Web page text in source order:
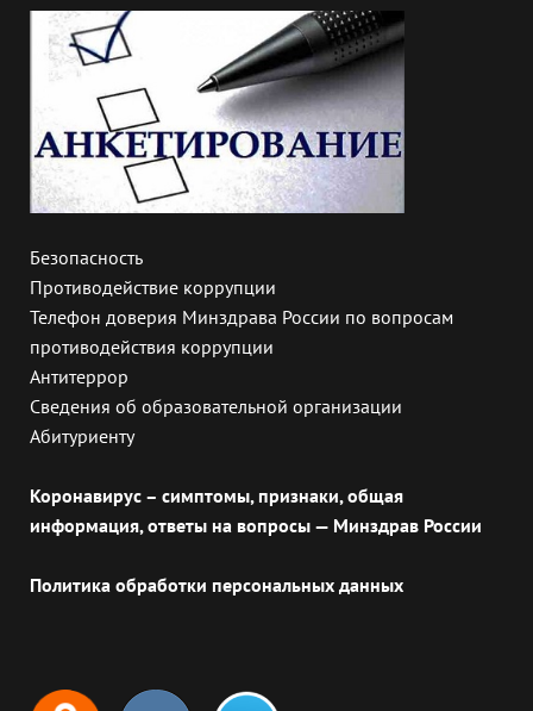
Безопасность
Противодействие коррупции
Телефон доверия Минздрава России по вопросам
противодействия коррупции
Антитеррор
Сведения об образовательной организации
Абитуриенту
Коронавирус – симптомы, признаки, общая
информация, ответы на вопросы — Минздрав России
Политика обработки персональных данных